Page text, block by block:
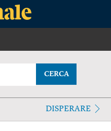
CERCA
DISPERARE